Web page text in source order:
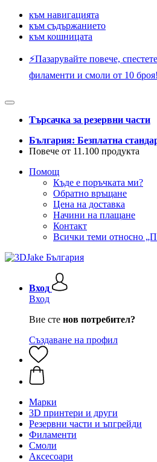
към навигацията
към съдържанието
към кошницата
⚡️Пазарувайте повече,
филаменти и смоли от 10
Търсачка за резервни части
България: Безплатна
Повече от 11.100 продукта
Помощ
Къде е поръчката ми?
Обратно връщане
Цена на доставка
Начини на плащане
Контакт
Всички теми относно
Вход
Вход
Вие сте нов потребител?
Създаване на профил
Mарки
3D принтери и други
Резервни части и ъпгрейди
Филаменти
Смоли
Аксесоари